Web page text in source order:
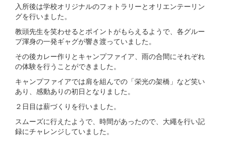
入所後は学校オリジナルのフォトラリーとオリエンテーリン
グを行いました。
教頭先生を笑わせるとポイントがもらえるようで、各グルー
プ渾身の一発ギャグが響き渡っていました。
その後カレー作りとキャンプファイア、雨の合間にそれぞれ
の体験を行うことができました。
キャンプファイアでは肩を組んでの「栄光の架橋」など笑い
あり、感動ありの初日となりました。
２日目は薪づくりを行いました。
スムーズに行えたようで、時間があったので、大繩を行い記
録にチャレンジしていました。